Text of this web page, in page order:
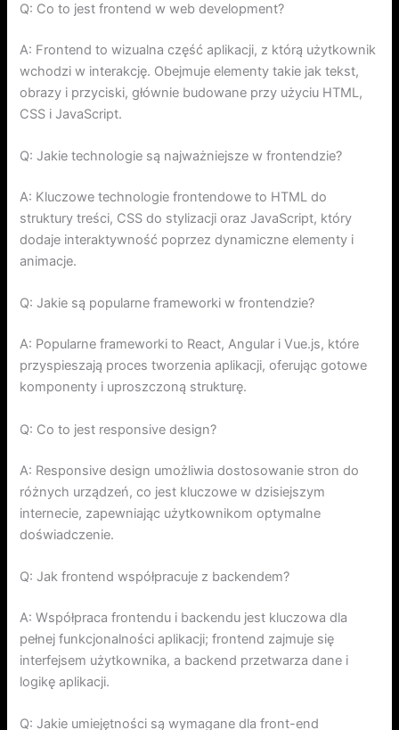
Q: Co to jest frontend w web development?
A: Frontend to wizualna część aplikacji, z którą użytkownik
wchodzi w interakcję. Obejmuje elementy takie jak tekst,
obrazy i przyciski, głównie budowane przy użyciu HTML,
CSS i JavaScript.
Q: Jakie technologie są najważniejsze w frontendzie?
A: Kluczowe technologie frontendowe to HTML do
struktury treści, CSS do stylizacji oraz JavaScript, który
dodaje interaktywność poprzez dynamiczne elementy i
animacje.
Q: Jakie są popularne frameworki w frontendzie?
A: Popularne frameworki to React, Angular i Vue.js, które
przyspieszają proces tworzenia aplikacji, oferując gotowe
komponenty i uproszczoną strukturę.
Q: Co to jest responsive design?
A: Responsive design umożliwia dostosowanie stron do
różnych urządzeń, co jest kluczowe w dzisiejszym
internecie, zapewniając użytkownikom optymalne
doświadczenie.
Q: Jak frontend współpracuje z backendem?
A: Współpraca frontendu i backendu jest kluczowa dla
pełnej funkcjonalności aplikacji; frontend zajmuje się
interfejsem użytkownika, a backend przetwarza dane i
logikę aplikacji.
Q: Jakie umiejętności są wymagane dla front-end